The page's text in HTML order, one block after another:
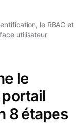
le RBAC et
utilisateur
le
8 étapes